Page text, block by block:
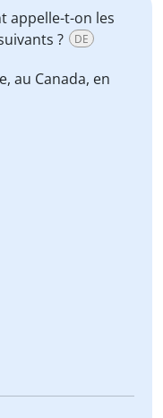
appelle-t-on les
?
DE
au Canada, en